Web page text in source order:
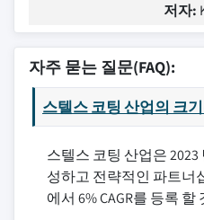
저자:
자주 묻는 질문(FAQ):
스텔스 코팅 산업의 크
스텔스 코팅 산업은 2023
성하고 전략적인 파트너
에서 6% CAGR를 등록